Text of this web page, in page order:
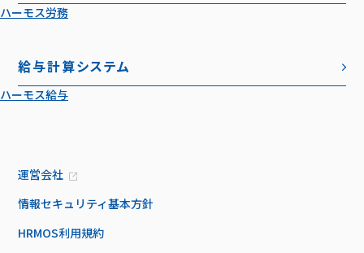
ハーモス労務
給与計算システム
ハーモス給与
運営会社
情報セキュリティ基本方針
HRMOS利用規約